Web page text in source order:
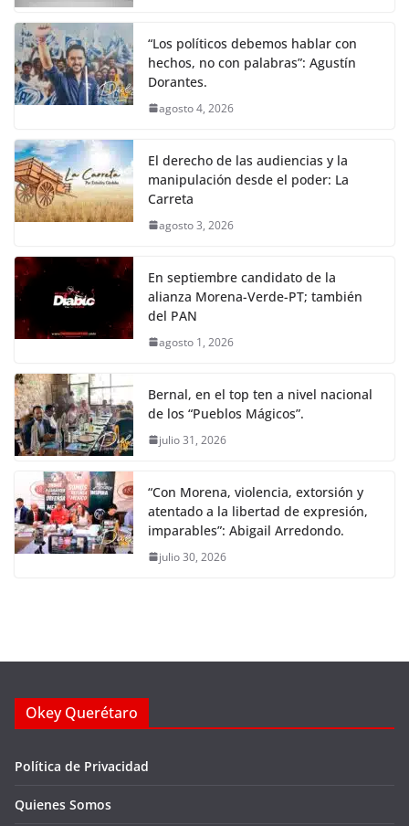
“Los políticos debemos hablar con
hechos, no con palabras”: Agustín
Dorantes.
agosto 4, 2026
El derecho de las audiencias y la
manipulación desde el poder: La
Carreta
agosto 3, 2026
En septiembre candidato de la
alianza Morena-Verde-PT; también
del PAN
agosto 1, 2026
Bernal, en el top ten a nivel nacional
de los “Pueblos Mágicos”.
julio 31, 2026
“Con Morena, violencia, extorsión y
atentado a la libertad de expresión,
imparables”: Abigail Arredondo.
julio 30, 2026
Okey Querétaro
Política de Privacidad
Quienes Somos